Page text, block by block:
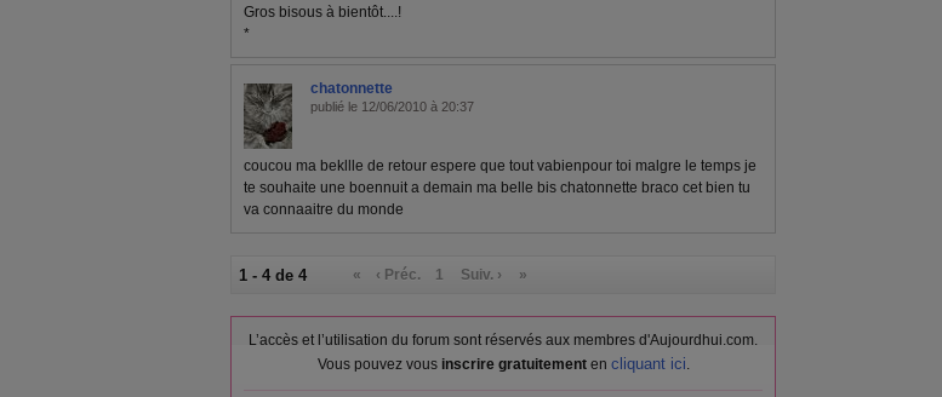
Gros bisous à bientôt....!
*
chatonnette
publié le 12/06/2010 à 20:37
coucou ma bekllle de retour espere que tout vabienpour toi malgre le temps je
te souhaite une boennuit a demain ma belle bis chatonnette braco cet bien tu
va connaaitre du monde
1 - 4 de 4 « ‹ Préc. 1 Suiv. › »
L’accès et l’utilisation du forum sont réservés aux membres d'Aujourdhui.com.
Vous pouvez vous inscrire gratuitementen cliquant ici.